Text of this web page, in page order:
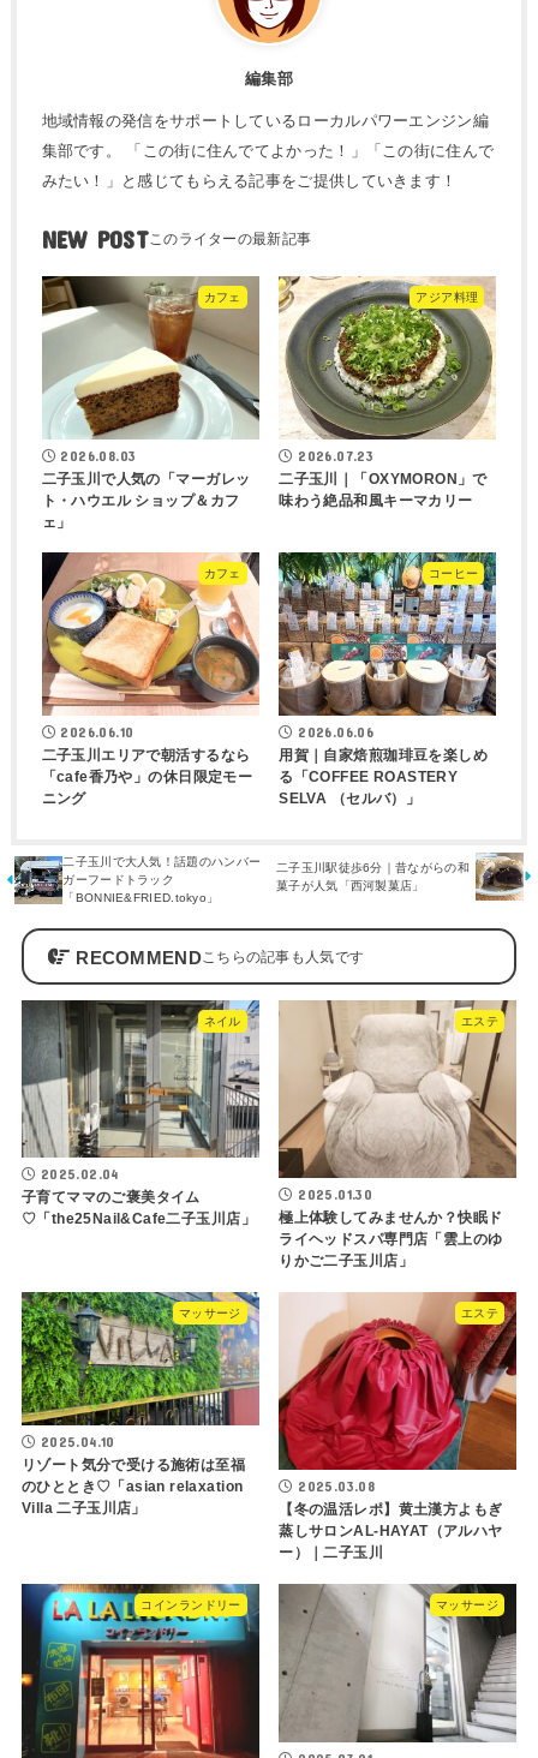
編集部
地域情報の発信をサポートしているローカルパワーエンジン編
集部です。 「この街に住んでてよかった！」「この街に住んで
みたい！」と感じてもらえる記事をご提供していきます！
NEW POST
カフェ
2026.08.03
二子玉川で人気の「マーガレッ
ト・ハウエル ショップ＆カフ
ェ」
アジア料理
2026.07.23
二子玉川｜「OXYMORON」で
味わう絶品和風キーマカリー
カフェ
2026.06.10
二子玉川エリアで朝活するなら
「cafe香乃や」の休日限定モー
ニング
コーヒー
2026.06.06
用賀｜自家焙煎珈琲豆を楽しめ
る「COFFEE ROASTERY
SELVA （セルバ）」
二子玉川で大人気！話題のハンバー
ガーフードトラック
「BONNIE&FRIED.tokyo」
二子玉川駅徒歩6分｜昔ながらの和
菓子が人気「西河製菓店」
RECOMMEND
ネイル
2025.02.04
子育てママのご褒美タイム
♡「the25Nail&Cafe二子玉川店」
エステ
2025.01.30
極上体験してみませんか？快眠ド
ライヘッドスパ専門店「雲上のゆ
りかご二子玉川店」
マッサージ
2025.04.10
リゾート気分で受ける施術は至福
のひととき♡「asian relaxation
Villa 二子玉川店」
エステ
2025.03.08
【冬の温活レポ】黄土漢方よもぎ
蒸しサロンAL-HAYAT（アルハヤ
ー）｜二子玉川
コインランドリー マッサージ